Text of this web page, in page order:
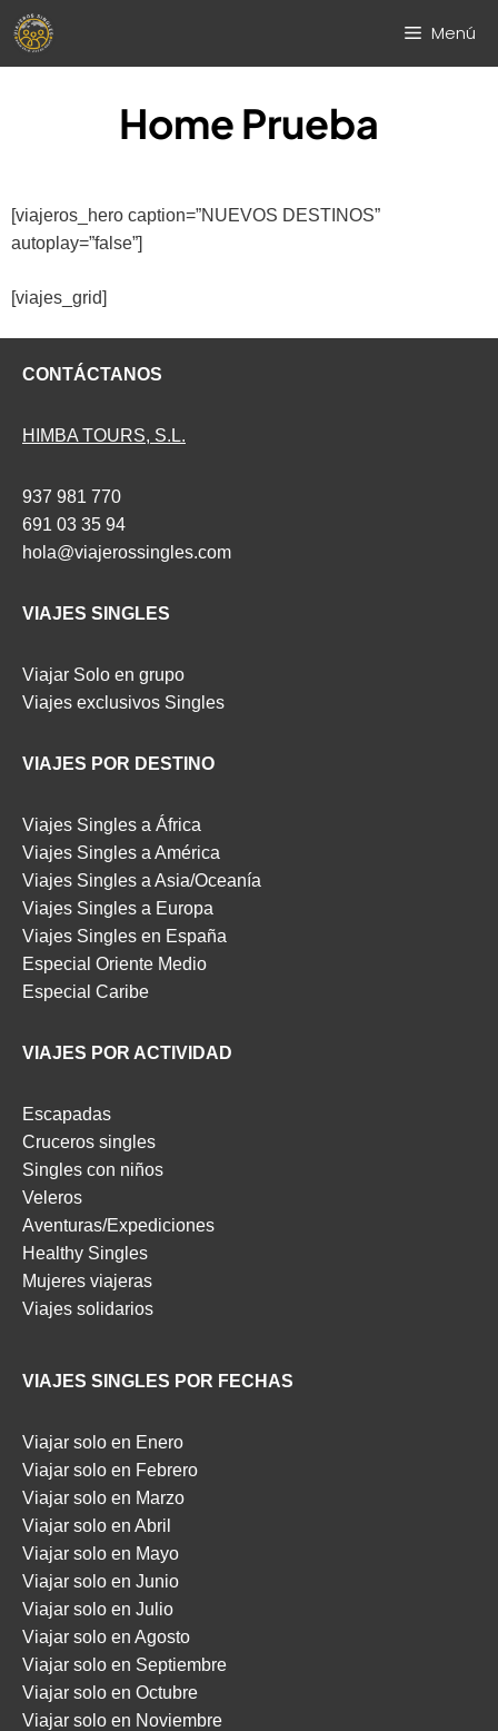
Saltar
contenido
Menú
Home Prueba
[viajeros_hero caption=”NUEVOS DESTINOS”
autoplay=”false”]
[viajes_grid]
CONTÁCTANOS
HIMBA TOURS, S.L.
937 981 770
691 03 35 94
hola@viajerossingles.com
VIAJES SINGLES
Viajar Solo en grupo
Viajes exclusivos Singles
VIAJES POR DESTINO
Viajes Singles a África
Viajes Singles a América
Viajes Singles a Asia/Oceanía
Viajes Singles a Europa
Viajes Singles en España
Especial Oriente Medio
Especial Caribe
VIAJES POR ACTIVIDAD
Escapadas
Cruceros singles
Singles con niños
Veleros
Aventuras/Expediciones
Healthy Singles
Mujeres viajeras
Viajes solidarios
VIAJES SINGLES POR FECHAS
Viajar solo en Enero
Viajar solo en Febrero
Viajar solo en Marzo
Viajar solo en Abril
Viajar solo en Mayo
Viajar solo en Junio
Viajar solo en Julio
Viajar solo en Agosto
Viajar solo en Septiembre
Viajar solo en Octubre
Viajar solo en Noviembre